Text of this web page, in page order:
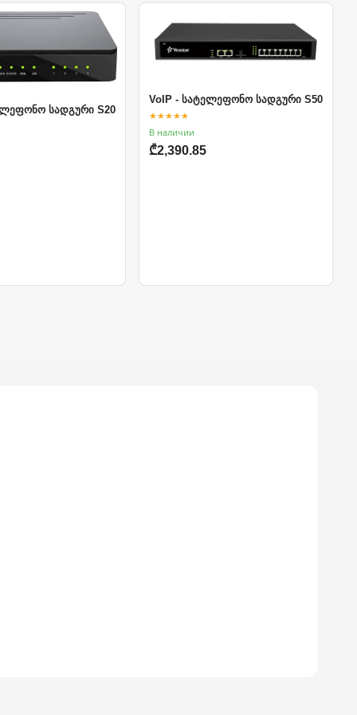
სადგური S20
VoIP - სატელეფონო სადგური S50
★★★★★
В наличии
₾2,390.85